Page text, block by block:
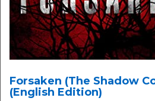
Forsaken (The Shadow
(English Edition)